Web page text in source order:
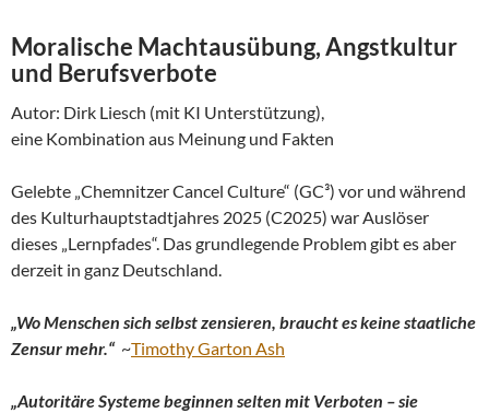
Moralische Machtausübung, Angstkultur
und Berufsverbote
Autor: Dirk Liesch (mit KI Unterstützung),
eine Kombination aus Meinung und Fakten
Gelebte „Chemnitzer Cancel Culture“ (GC³) vor und während
des Kulturhauptstadtjahres 2025 (C2025) war Auslöser
dieses „Lernpfades“. Das grundlegende Problem gibt es aber
derzeit in ganz Deutschland.
„Wo Menschen sich selbst zensieren, braucht es keine staatliche
Zensur mehr.“ ~Timothy Garton Ash
„Autoritäre Systeme beginnen selten mit Verboten – sie